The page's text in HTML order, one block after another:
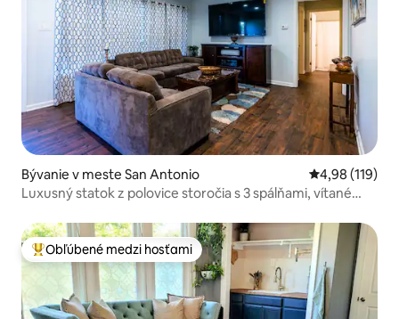
Bývanie v meste San Antonio Priemerné
4,98 (119)
Luxusný statok z polovice storočia s 3 spálňami, vítané
Najobľúbenejšie medzi hosťami
Obľúbené medzi hosťami